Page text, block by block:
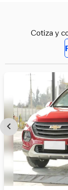
Cotiza y